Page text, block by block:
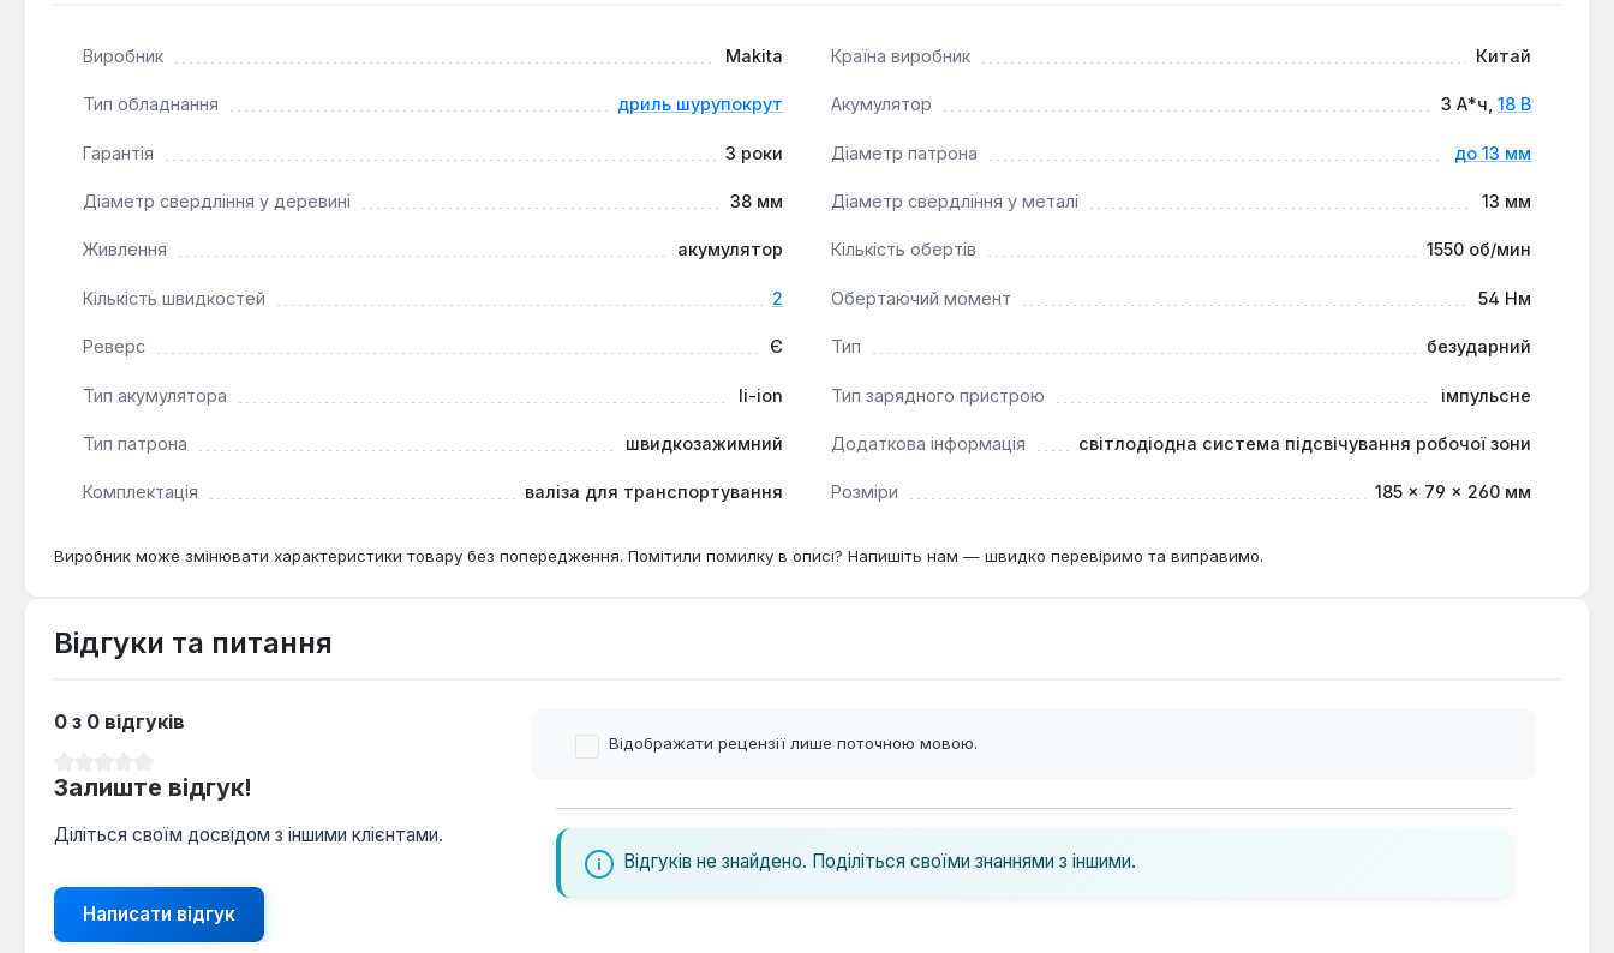
Виробник Makita Країна виробник Китай
Тип обладнання дриль шурупокрут Акумулятор 3 А*ч, 18 В
Гарантія 3 роки Діаметр патрона до 13 мм
Діаметр свердління у деревині 38 мм Діаметр свердління у металі 13 мм
Живлення акумулятор Кількість обертів 1550 об/мин
Кількість швидкостей 2 Обертаючий момент 54 Нм
Реверс Є Тип безударний
Тип акумулятора li-ion Тип зарядного пристрою імпульсне
Тип патрона швидкозажимний Додаткова інформація світлодіодна система підсвічування робочої зони
Комплектація валіза для транспортування Розміри 185 × 79 × 260 мм
Виробник може змінювати характеристики товару без попередження. Помітили помилку в описі? Напишіть нам — швидко перевіримо та виправимо.
Відгуки та питання
0 з 0 відгуків
Залиште відгук!
Діліться своїм досвідом з іншими клієнтами.
Написати відгук
Відображати рецензії лише поточною мовою.
Відгуків не знайдено. Поділіться своїми знаннями з іншими.